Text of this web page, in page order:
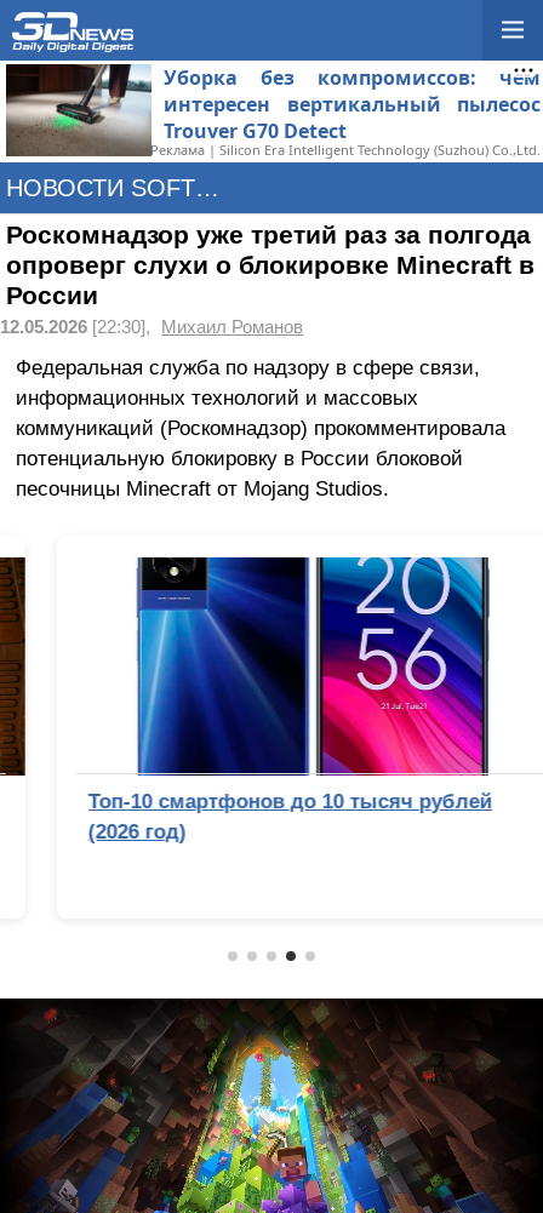
Уборка без компромиссов: чем
интересен вертикальный пылесос
Trouver G70 Detect
Реклама | Silicon Era Intelligent Technology (Suzhou) Co.,Ltd.
НОВОСТИ SOFTWARE
Роскомнадзор уже третий раз за полгода
опроверг слухи о блокировке Minecraft в
России
12.05.2026 [22:30], Михаил Романов
Федеральная служба по надзору в сфере связи,
информационных технологий и массовых
коммуникаций (Роскомнадзор) прокомментировала
потенциальную блокировку в России блоковой
песочницы Minecraft от Mojang Studios.
Топ-10 смартфонов до 10 тысяч рублей
(2026 год)